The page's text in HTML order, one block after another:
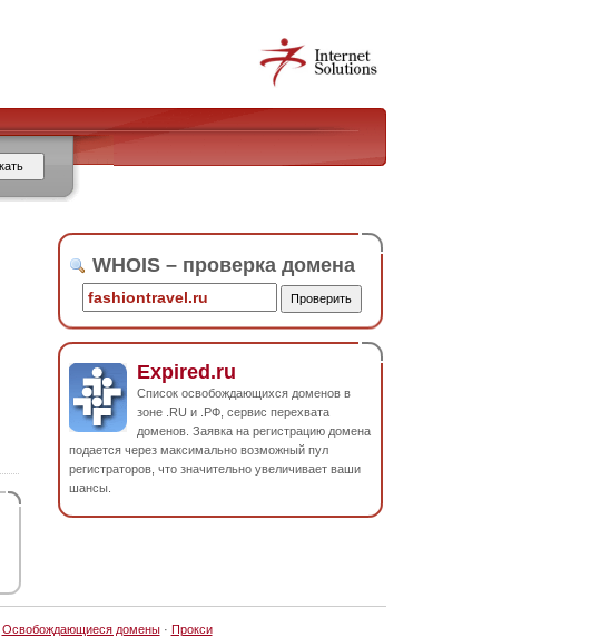
WHOIS – проверка домена
Expired.ru
Список освобождающихся доменов в
зоне .RU и .РФ, сервис перехвата
доменов. Заявка на регистрацию домена
подается через максимально возможный пул
регистраторов, что значительно увеличивает ваши
шансы.
Освобождающиеся домены· Прокси